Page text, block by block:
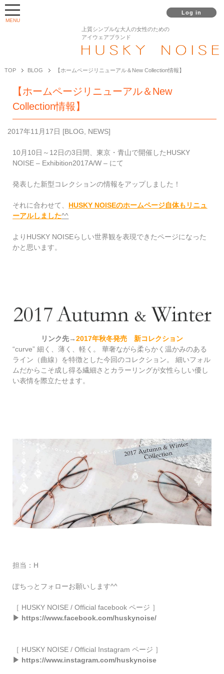
Log in
MENU
上質シンプルな大人の女性のための
アイウェアブランド
TOP BLOG 【ホームページリニューアル＆New Collection情報】
【ホームページリニューアル＆New
Collection情報】
2017年11月17日 [BLOG NEWS]
10月10日～12日の3日間、東京・青山で開催したHUSKY
NOISE – Exhibition2017A/W – にて
発表した新型コレクションの情報をアップしました！
それに合わせて、 HUSKY NOISEのホームページ自体もリニュ
ーアルしました^^
よりHUSKY NOISEらしい世界観を表現できたページになった
かと思います。
リンク先→2017年秋冬発売 新コレクション
“curve” 細く、薄く、軽く。 華奢ながら柔らかく温かみのある
ライン（曲線）を特徴とした今回のコレクション。 細いフォル
ムだからこそ成し得る繊細さとカラーリングが女性らしい優し
い表情を際立たせます。
担当：H
ぽちっとフォローお願いします^^
［ HUSKY NOISE / Official facebook ページ ］
▶ https://www.facebook.com/huskynoise/
［ HUSKY NOISE / Official Instagram ページ ］
▶ https://www.instagram.com/huskynoise